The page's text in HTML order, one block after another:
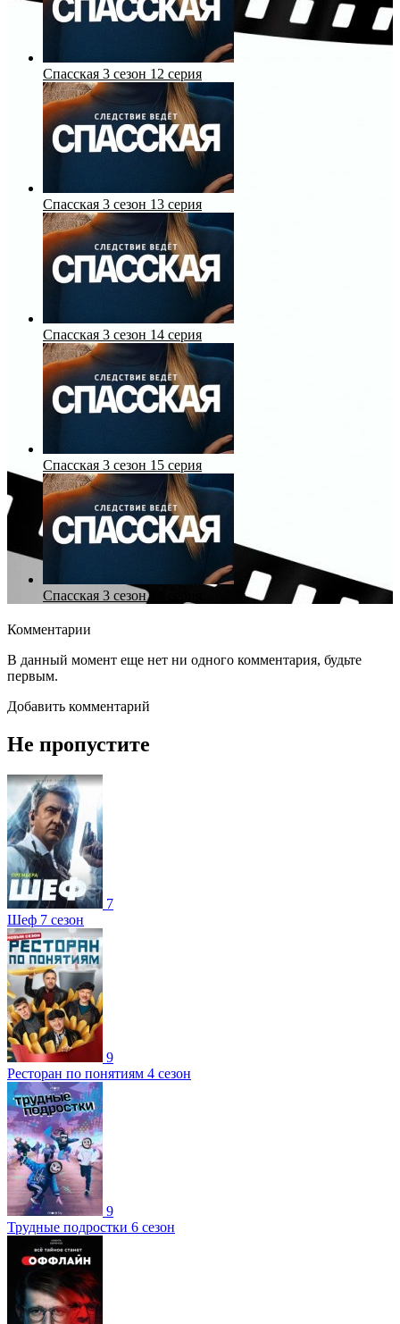
Спасская 3 сезон 12 серия
Спасская 3 сезон 13 серия
Спасская 3 сезон 14 серия
Спасская 3 сезон 15 серия
Спасская 3 сезон 16 серия
Комментарии
В данный момент еще нет ни одного комментария, будьте
первым.
Добавить комментарий
Не пропустите
7
Шеф 7 сезон
9
Ресторан по понятиям 4 сезон
9
Трудные подростки 6 сезон